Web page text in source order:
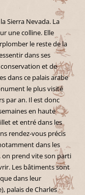
Sierra Nevada. La
une colline. Elle
le reste de la
dans ses
et de
dans ce palais arabe
le plus visité
par an. Il est donc
en haute
et entré dans les
rendez-vous précis
dans les
on prend vite son parti
Les bâtiments sont
dans leur
palais de Charles